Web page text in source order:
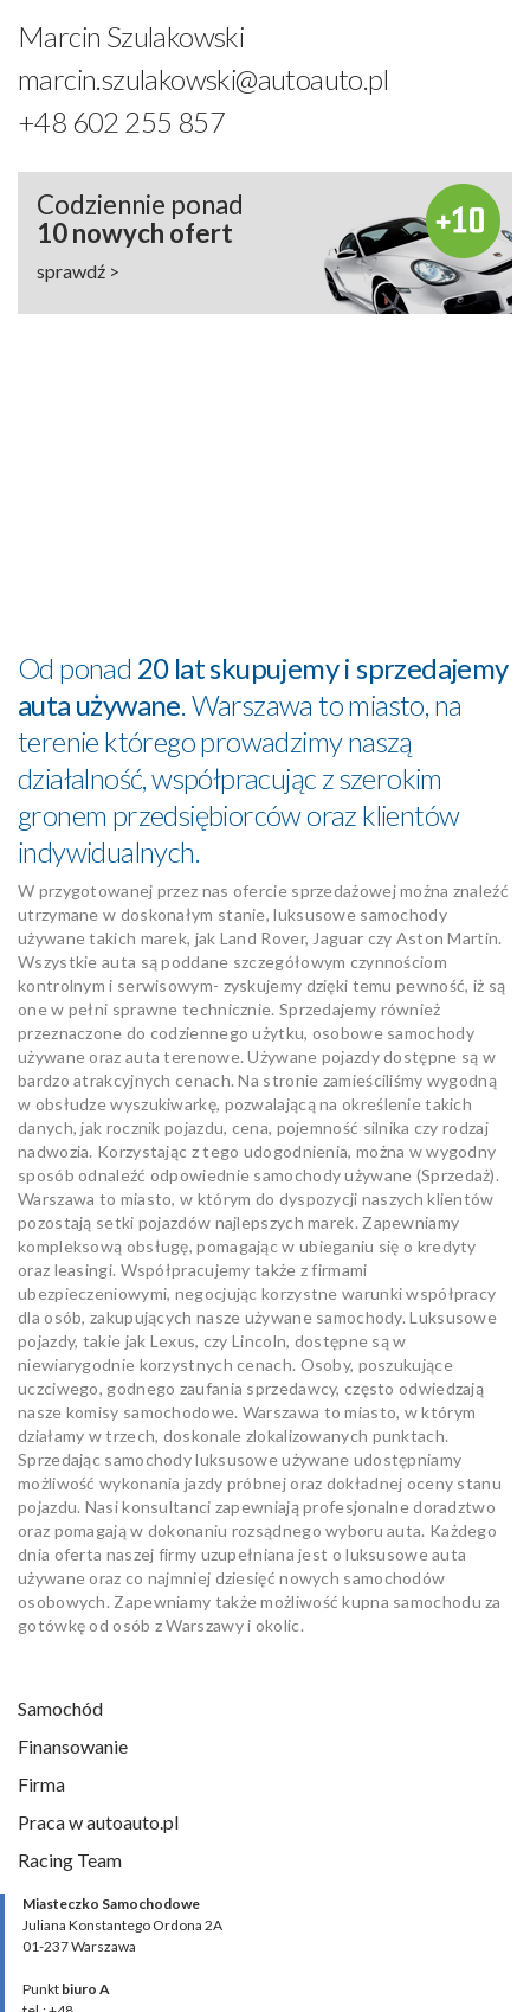
Marcin Szulakowski
marcin.szulakowski@autoauto.pl
+48 602 255 857
Codziennie ponad
10 nowych ofert
sprawdź >
Od ponad 20 lat skupujemy i sprzedajemy
auta używane. Warszawa to miasto, na
terenie którego prowadzimy naszą
działalność, współpracując z szerokim
gronem przedsiębiorców oraz klientów
indywidualnych.
W przygotowanej przez nas ofercie sprzedażowej można znaleźć
utrzymane w doskonałym stanie, luksusowe samochody
używane takich marek, jak Land Rover, Jaguar czy Aston Martin.
Wszystkie auta są poddane szczegółowym czynnościom
kontrolnym i serwisowym- zyskujemy dzięki temu pewność, iż są
one w pełni sprawne technicznie. Sprzedajemy również
przeznaczone do codziennego użytku, osobowe samochody
używane oraz auta terenowe. Używane pojazdy dostępne są w
bardzo atrakcyjnych cenach. Na stronie zamieściliśmy wygodną
w obsłudze wyszukiwarkę, pozwalającą na określenie takich
danych, jak rocznik pojazdu, cena, pojemność silnika czy rodzaj
nadwozia. Korzystając z tego udogodnienia, można w wygodny
sposób odnaleźć odpowiednie samochody używane (Sprzedaż).
Warszawa to miasto, w którym do dyspozycji naszych klientów
pozostają setki pojazdów najlepszych marek. Zapewniamy
kompleksową obsługę, pomagając w ubieganiu się o kredyty
oraz leasingi. Współpracujemy także z firmami
ubezpieczeniowymi, negocjując korzystne warunki współpracy
dla osób, zakupujących nasze używane samochody. Luksusowe
pojazdy, takie jak Lexus, czy Lincoln, dostępne są w
niewiarygodnie korzystnych cenach. Osoby, poszukujące
uczciwego, godnego zaufania sprzedawcy, często odwiedzają
nasze komisy samochodowe. Warszawa to miasto, w którym
działamy w trzech, doskonale zlokalizowanych punktach.
Sprzedając samochody luksusowe używane udostępniamy
możliwość wykonania jazdy próbnej oraz dokładnej oceny stanu
pojazdu. Nasi konsultanci zapewniają profesjonalne doradztwo
oraz pomagają w dokonaniu rozsądnego wyboru auta. Każdego
dnia oferta naszej firmy uzupełniana jest o luksusowe auta
używane oraz co najmniej dziesięć nowych samochodów
osobowych. Zapewniamy także możliwość kupna samochodu za
gotówkę od osób z Warszawy i okolic.
Samochód
Finansowanie
Firma
Praca w autoauto.pl
Racing Team
Miasteczko Samochodowe
Juliana Konstantego Ordona 2A
01-237 Warszawa
Punkt biuro A